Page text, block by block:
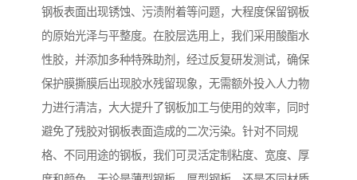
钢板表面出现锈蚀、污渍附着等问题，大程度保留钢板
的原始光泽与平整度。在胶层选用上，我们采用酸酯水
性胶，并添加多种特殊助剂，经过反复研发测试，确保
保护膜撕膜后出现胶水残留现象，无需额外投入人力物
力进行清洁，大大提升了钢板加工与使用的效率，同时
避免了残胶对钢板表面造成的二次污染。针对不同规
格、不同用途的钢板，我们可灵活定制粘度、宽度、厚